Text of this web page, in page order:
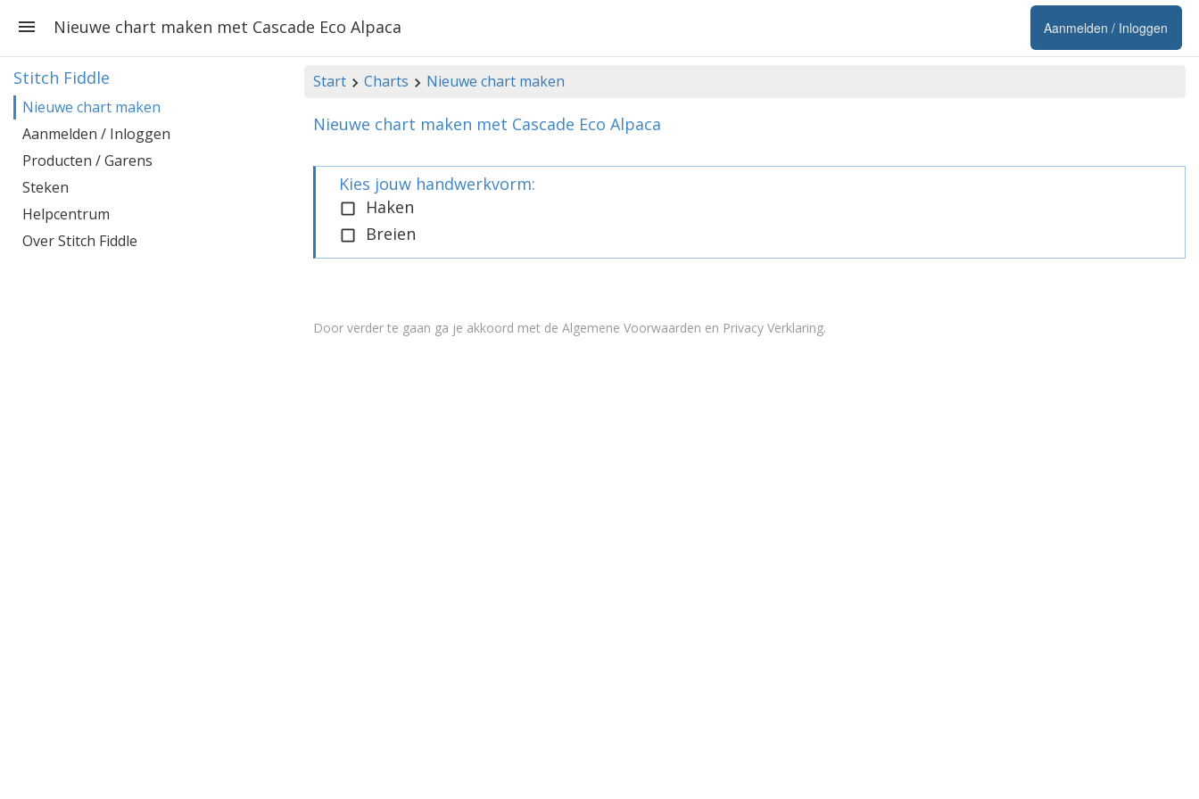
Aanmelden / Inloggen
Nieuwe chart maken met Cascade Eco Alpaca
Start Charts Nieuwe chart maken
Nieuwe chart maken met Cascade Eco Alpaca
Kies jouw handwerkvorm:
Haken
Breien
Door verder te gaan ga je akkoord met de Algemene Voorwaarden en Privacy Verklaring.
Stitch Fiddle
Nieuwe chart maken
Aanmelden / Inloggen
Producten / Garens
Steken
Helpcentrum
Over Stitch Fiddle